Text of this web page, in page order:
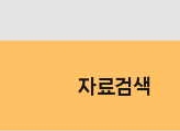
자료검색